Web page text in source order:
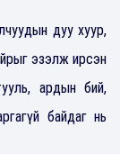
дуу хуур,
эзэлж ирсэн
ардын бий,
байдаг нь